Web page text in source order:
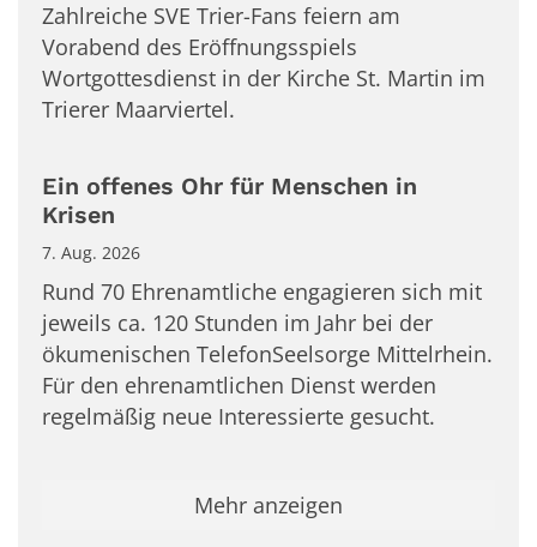
Zahlreiche SVE Trier-Fans feiern am
Vorabend des Eröffnungsspiels
Wortgottesdienst in der Kirche St. Martin im
Trierer Maarviertel.
Ein offenes Ohr für Menschen in
Krisen
7. Aug. 2026
Rund 70 Ehrenamtliche engagieren sich mit
jeweils ca. 120 Stunden im Jahr bei der
ökumenischen TelefonSeelsorge Mittelrhein.
Für den ehrenamtlichen Dienst werden
regelmäßig neue Interessierte gesucht.
Mehr anzeigen